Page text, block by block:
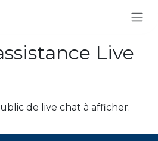
Live
de live chat à afficher.